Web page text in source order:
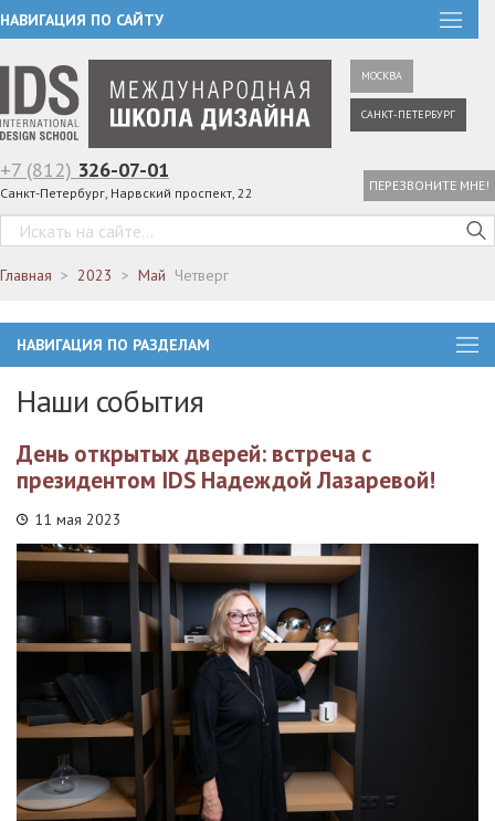
НАВИГАЦИЯ ПО САЙТУ
МОСКВА
САНКТ-ПЕТЕРБУРГ
+7 (812) 326-07-01
Санкт-Петербург, Нарвский проспект, 22 ПЕРЕЗВОНИТЕ МНЕ!
Главная 2023 Май Четверг
НАВИГАЦИЯ ПО РАЗДЕЛАМ
Наши события
День открытых дверей: встреча с
президентом IDS Надеждой Лазаревой!
11 мая 2023